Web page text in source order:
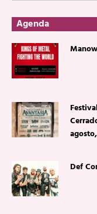
Agenda
Def